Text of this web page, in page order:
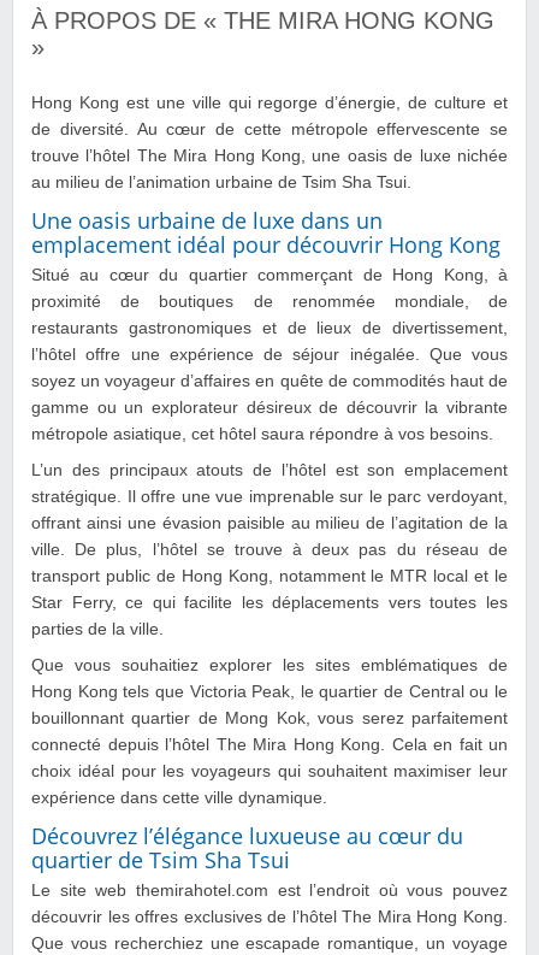
À PROPOS DE « THE MIRA HONG KONG
»
Hong Kong est une ville qui regorge d’énergie, de culture et
de diversité. Au cœur de cette métropole effervescente se
trouve l’hôtel The Mira Hong Kong, une oasis de luxe nichée
au milieu de l’animation urbaine de Tsim Sha Tsui.
Une oasis urbaine de luxe dans un
emplacement idéal pour découvrir Hong Kong
Situé au cœur du quartier commerçant de Hong Kong, à
proximité de boutiques de renommée mondiale, de
restaurants gastronomiques et de lieux de divertissement,
l’hôtel offre une expérience de séjour inégalée. Que vous
soyez un voyageur d’affaires en quête de commodités haut de
gamme ou un explorateur désireux de découvrir la vibrante
métropole asiatique, cet hôtel saura répondre à vos besoins.
L’un des principaux atouts de l’hôtel est son emplacement
stratégique. Il offre une vue imprenable sur le parc verdoyant,
offrant ainsi une évasion paisible au milieu de l’agitation de la
ville. De plus, l’hôtel se trouve à deux pas du réseau de
transport public de Hong Kong, notamment le MTR local et le
Star Ferry, ce qui facilite les déplacements vers toutes les
parties de la ville.
Que vous souhaitiez explorer les sites emblématiques de
Hong Kong tels que Victoria Peak, le quartier de Central ou le
bouillonnant quartier de Mong Kok, vous serez parfaitement
connecté depuis l’hôtel The Mira Hong Kong. Cela en fait un
choix idéal pour les voyageurs qui souhaitent maximiser leur
expérience dans cette ville dynamique.
Découvrez l’élégance luxueuse au cœur du
quartier de Tsim Sha Tsui
Le site web themirahotel.com est l’endroit où vous pouvez
découvrir les offres exclusives de l’hôtel The Mira Hong Kong.
Que vous recherchiez une escapade romantique, un voyage